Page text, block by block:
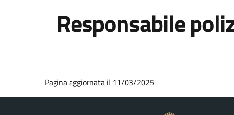
Responsabile
Pagina aggiornata il 11/03/2025